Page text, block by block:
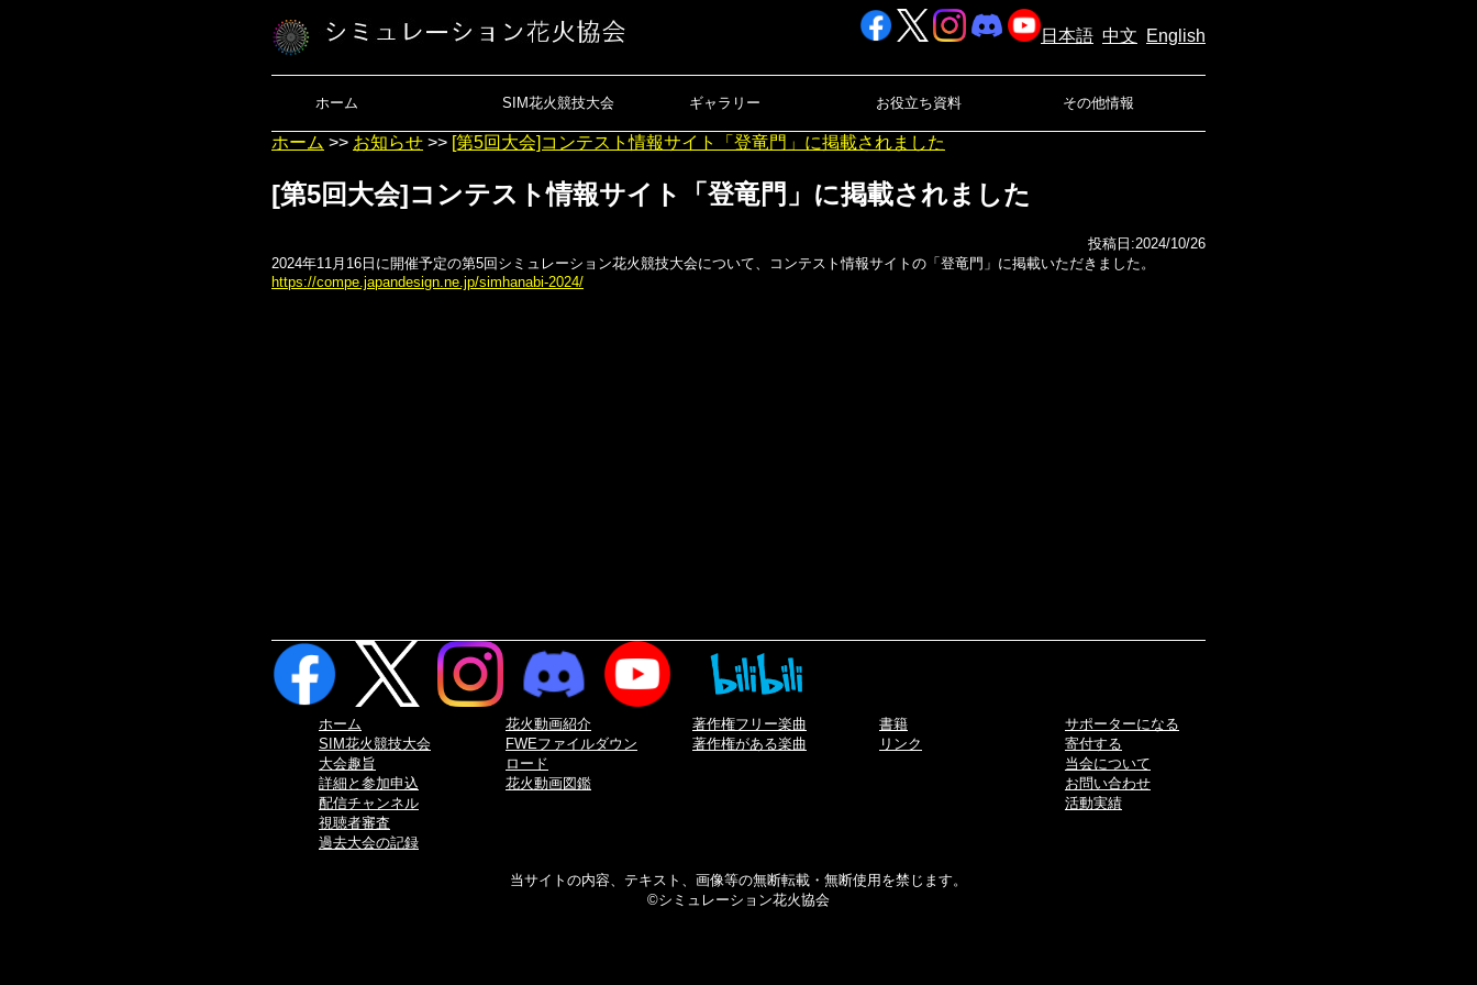
日本語 中文 English
ホーム SIM花火競技大会 ギャラリー お役立ち資料 その他情報
ホーム >> お知らせ >> [第5回大会]コンテスト情報サイト「登竜門」に掲載されました
[第5回大会]コンテスト情報サイト「登竜門」に掲載されました
投稿日:2024/10/26
2024年11月16日に開催予定の第5回シミュレーション花火競技大会について、コンテスト情報サイトの「登竜門」に掲載いただきました。
https://compe.japandesign.ne.jp/simhanabi-2024/
ホーム
SIM花火競技大会
大会趣旨
詳細と参加申込
配信チャンネル
視聴者審査
過去大会の記録
花火動画紹介
FWEファイルダウン
ロード
花火動画図鑑
著作権フリー楽曲
著作権がある楽曲
書籍
リンク
サポーターになる
寄付する
当会について
お問い合わせ
活動実績
当サイトの内容、テキスト、画像等の無断転載・無断使用を禁じます。
©シミュレーション花火協会